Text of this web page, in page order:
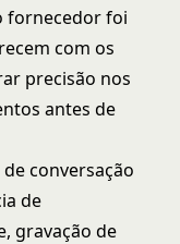
fornecedor foi
com os
precisão nos
antes de
conversação
de
gravação de